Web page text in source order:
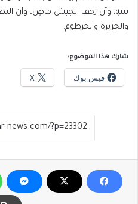
تنتهِ، وأن زحف الجيش ماضٍ، وأن
والجزيرة والخرطوم.
شارك هذا الموضوع:
فيس بوك X